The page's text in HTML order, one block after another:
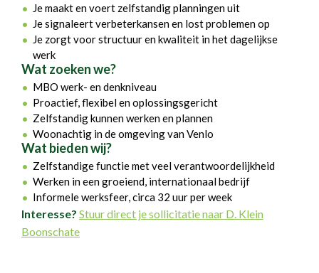
Je maakt en voert zelfstandig planningen uit
Je signaleert verbeterkansen en lost problemen op
Je zorgt voor structuur en kwaliteit in het dagelijkse
werk
Wat zoeken we?
MBO werk- en denkniveau
Proactief, flexibel en oplossingsgericht
Zelfstandig kunnen werken en plannen
Woonachtig in de omgeving van Venlo
Wat bieden wij?
Zelfstandige functie met veel verantwoordelijkheid
Werken in een groeiend, internationaal bedrijf
Informele werksfeer, circa 32 uur per week
Interesse? Stuur direct je sollicitatie naar D. Klein
Boonschate